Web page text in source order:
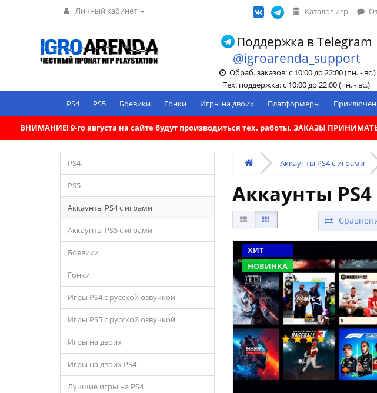
Личный кабинет Каталог игр
Поддержка в Telegram
@igroarenda_support
Обраб. заказов: с 10:00 до 22:00 (пн. - вс.)
Тех. поддержка: с 10:00 до 22:00 (пн. - вс.)
PS4 PS5 Боевики Гонки Игры на двоих Платформеры
ВНИМАНИЕ! 9-го августа на сайте будут производиться тех. работы, ЗАКАЗЫ
PS4
PS5
Аккаунты PS4 с играми
Аккаунты PS5 с играми
Боевики
Гонки
Игры PS4 с русской озвучкой
Игры PS5 с русской озвучкой
Игры на двоих
Игры на двоих PS4
Лучшие игры на PS4
Аккаунты PS4 с играми
Аккаунты
ХИТ
НОВИНКА